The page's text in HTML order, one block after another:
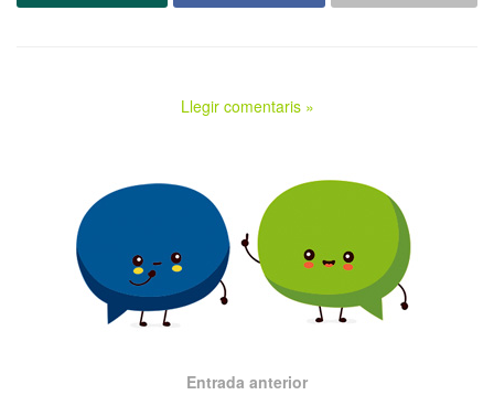
Llegir comentaris »
Entrada anterior